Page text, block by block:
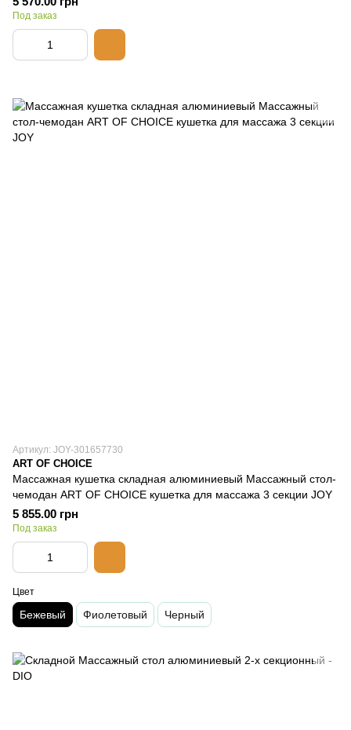
Под заказ
Артикул: JOY-301657730
ART OF CHOICE
Массажная кушетка складная алюминиевый Массажный стол-
чемодан ART OF CHOICE кушетка для массажа 3 секции JOY
5 855.00 грн
Под заказ
Цвет
Бежевый Фиолетовый Черный